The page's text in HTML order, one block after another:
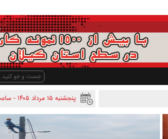
پنجشنبه ۱۵ مرداد ۱۴۰۵ - ساعت